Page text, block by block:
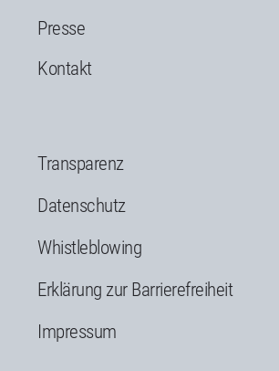
Presse
Kontakt
Transparenz
Datenschutz
Whistleblowing
Erklärung zur Barrierefreiheit
Impressum